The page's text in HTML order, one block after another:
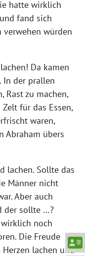
hatte wirklich
fand sich
verwehen würden
Da kamen
In der prallen
Rast zu machen,
für das Essen,
waren,
Abraham übers
lachen. Sollte das
Männer nicht
Aber auch
der sollte …?
noch
Die Freude
lachen und